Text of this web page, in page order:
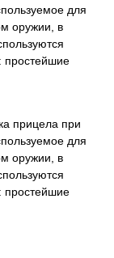
для
оружии, в
простейшие
прицела при
для
оружии, в
простейшие